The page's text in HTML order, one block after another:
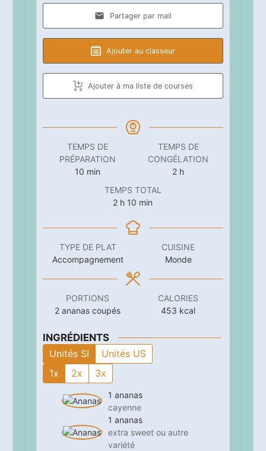
Partager par mail
Ajouter au classeur
Ajouter à ma liste de courses
TEMPS DE
PRÉPARATION
10 minutes
min
TEMPS DE
CONGÉLATION
2heures
h
TEMPS TOTAL
2heures
h 10 minutes
min
TYPE DE PLAT
Accompagnement
CUISINE
Monde
PORTIONS
2 ananas coupés
CALORIES
453 kcal
INGRÉDIENTS
Unités SI
Unités US
1x
2x 3x
1 ananas
cayenne
1 ananas
extra sweet ou autre
variété